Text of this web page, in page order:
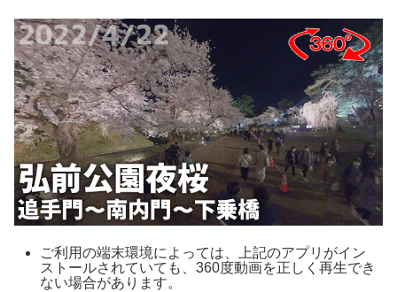
ご利用の端末環境によっては、上記のアプリがイン
ストールされていても、360度動画を正しく再生でき
ない場合があります。